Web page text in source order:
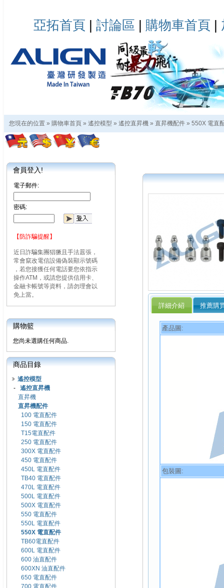
亞拓首頁 | 討論區 | 購物車首頁 |
您現在的位置 » 購物車首頁 » 遙控模型 » 遙控直昇機 » 直昇機配件 » 550X 電直
會員登入!
電子郵件:
密碼:
【防詐騙提醒】
近日詐騙集團猖獗且手法囂張，
常會竄改電信設備偽裝顯示號碼
，若您接獲任何電話要您依指示
操作ATM，或請您提供信用卡、
金融卡帳號等資料，請勿理會以
免上當。
購物籃
您尚未選購任何商品.
商品目錄
遙控模型
- 遙控直昇機
直昇機
直昇機配件
100 電直配件
150 電直配件
T15電直配件
250 電直配件
300X 電直配件
450 電直配件
450L 電直配件
TB40 電直配件
470L 電直配件
500L 電直配件
500X 電直配件
550 電直配件
550L 電直配件
550X 電直配件
TB60電直配件
600L 電直配件
600 油直配件
600XN 油直配件
650 電直配件
700 電直配件
詳細介紹 推薦購
產品圖:
包裝圖: